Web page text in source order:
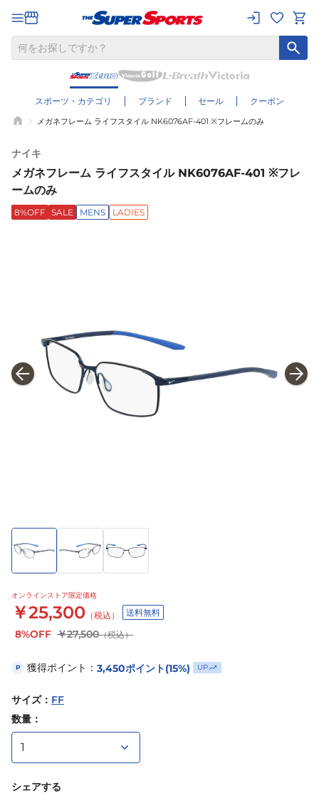
スポーツ・カテゴリ ブランド セール クーポン
メガネフレーム ライフスタイル NK6076AF-401 ※フレームのみ
ナイキ
メガネフレーム ライフスタイル NK6076AF-401 ※フレ
ームのみ
8%OFF SALE MENS LADIES
オンラインストア限定価格
￥25,300 （税込） 送料無料
8%OFF ￥27,500（税込）
P 獲得ポイント： 3,450ポイント(15%) UP
サイズ： FF
数量：
シェアする